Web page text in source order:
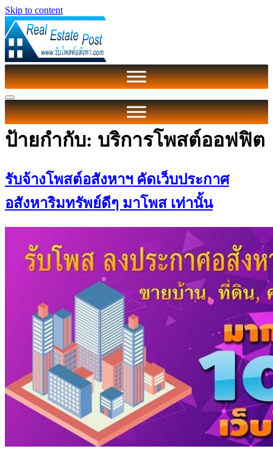
Skip to content
ป้ายกำกับ: บริการโพสต์ออฟฟิต
รับจ้างโพสต์อสังหาฯ คัดเว็บประกาศ
อสังหาริมทรัพย์ดีๆ มาโพส เท่านั้น